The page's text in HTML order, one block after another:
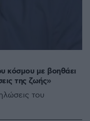
κόσμου με βοηθάει
της ζωής»
του